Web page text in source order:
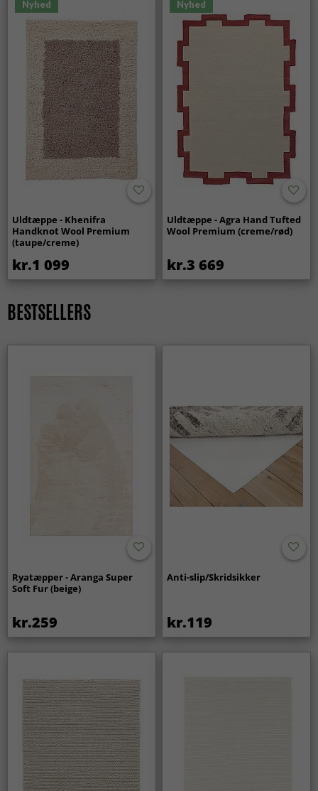
Nyhed
Uldtæppe - Khenifra
Handknot Wool Premium
(taupe/creme)
kr.1 099
Nyhed
Uldtæppe - Agra Hand Tufted
Wool Premium (creme/rød)
kr.3 669
BESTSELLERS
Ryatæpper - Aranga Super
Soft Fur (beige)
kr.259
Anti-slip/Skridsikker
kr.119